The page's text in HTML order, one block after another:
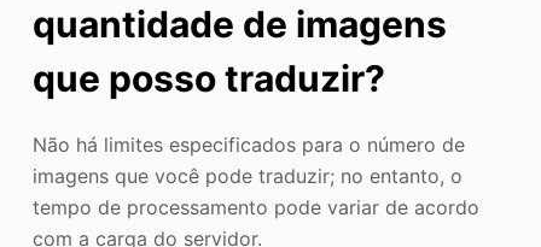
quantidade de imagens
que posso traduzir?
Não há limites especificados para o número de
imagens que você pode traduzir; no entanto, o
tempo de processamento pode variar de acordo
com a carga do servidor.